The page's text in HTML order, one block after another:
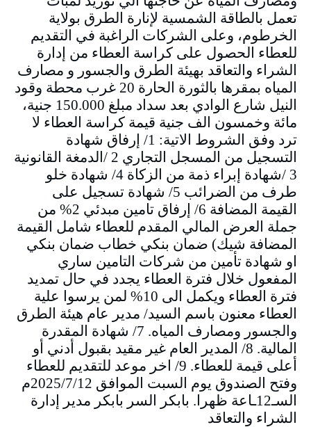
تعمل بالطاقة الشمسية لإنارة الطرق بولاية
الخرطوم، وعلى الشركات الراغبة في التقديم
للعطاء الحصول على كراسة العطاء من إدارة
الشراء والتعاقد بهيئة الطرق والجسور و مصارف
المياه بمقرها بالثورة الحارة 20 غرب محطة وقود
النيل شارع الوادي بعد سداد مبلغ 150.000 جنية،
مائة وخمسون الف جنية قيمة كراسة العطاء لا
ترد وفق الشروط الاتية: 1/ إرفاق شهادة
التسجيل من المسجل التجاري 2 /الدمغة القانونية
3 /شهادة إبراء ذمة من الزكاة 4/ شهادة خلو
طرف من الضرائب 5/ شهادة تسجيل على
القيمة المضافة 6/ إرفاق تامين مبدئي 2% من
جملة العرض المالي المقدم للعطاء شامل القيمة
المضافة شيك) ضمان بنكي خطاب ضمان بنكي
او شهادة تأمين من شركات التامين ساري
المفعول خلال فترة العطاء يجدد في حال تمديد
فترة العطاء ويكمل الى 10% لمن يرسوا علية
العطاء معنون باسم السيد/ مدير عام هيئة الطرق
والجسور ومصارف المياه. 7/ شهادة المقدرة
المالية. 8/ المدير العام غير مقيد بقبول أدني أو
أعلى قيمة للعطاء. 9/ اخر موعد للتقديم للعطاء
وفتح الصندوق يوم السبت الموافق 2025/7/12م
السـ12ـاعة ظهرا. بابكر السر بابكر مدير إدارة
الشراء والتعاقد